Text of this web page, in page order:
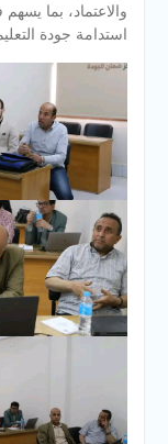
والاعتماد، بما
استدامة جودة